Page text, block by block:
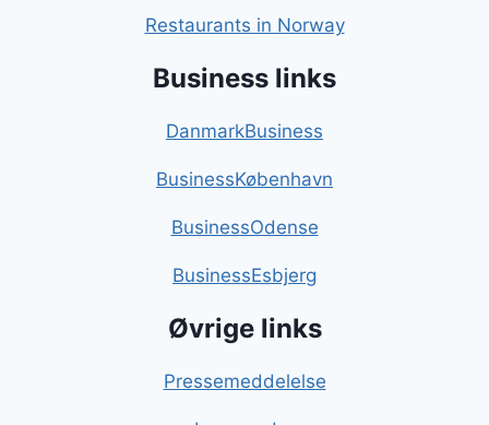
Restaurants in Norway
Business links
DanmarkBusiness
BusinessKøbenhavn
BusinessOdense
BusinessEsbjerg
Øvrige links
Pressemeddelelse